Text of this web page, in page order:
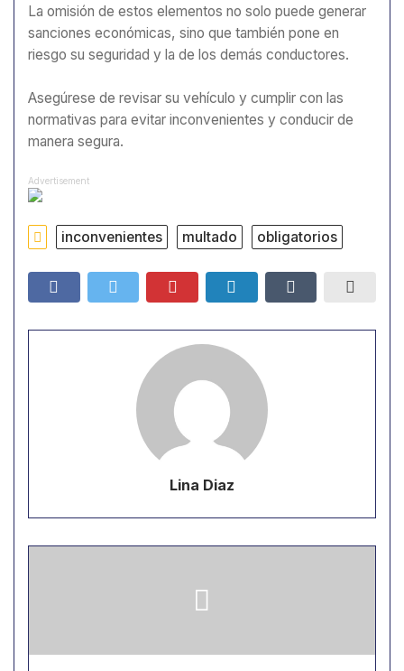
La omisión de estos elementos no solo puede generar
sanciones económicas, sino que también pone en
riesgo su seguridad y la de los demás conductores.
Asegúrese de revisar su vehículo y cumplir con las
normativas para evitar inconvenientes y conducir de
manera segura.
Advertisement
inconvenientes multado obligatorios
Lina Diaz